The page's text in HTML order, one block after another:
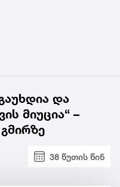
და
მიუცია“ –
38 წუთის წინ